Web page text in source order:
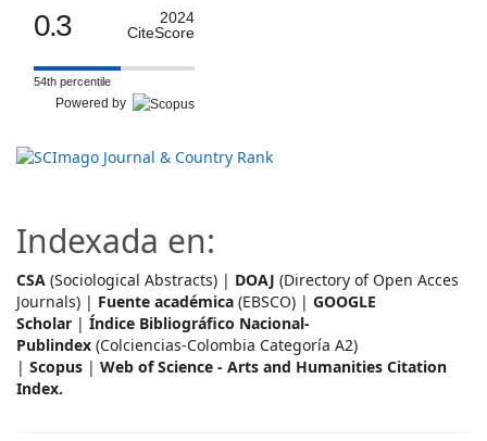
0.3
2024
CiteScore
54th percentile
Powered by
Indexada en:
CSA (Sociological Abstracts) | DOAJ (Directory of Open Acces
Journals) | Fuente académica (EBSCO) | GOOGLE
Scholar | Índice Bibliográfico Nacional-
Publindex (Colciencias-Colombia Categoría A2)
| Scopus | Web of Science - Arts and Humanities Citation
Index.